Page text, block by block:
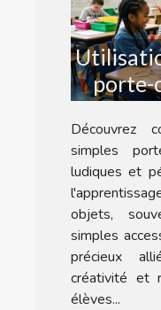
porte-
Découvrez
simples
ludiques et
objets,
simples
précieux
créativité et
élèves...